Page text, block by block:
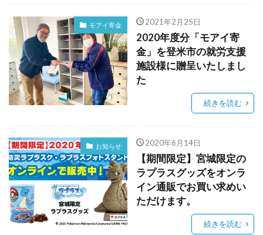
モアイ寄金 2021年2月25日
2020年度分「モアイ寄
金」を登米市の就労支援
施設様に贈呈いたしまし
た
続きを読む
お知らせ 2020年6月14日
【期間限定】宮城限定の
ラプラスグッズをオンラ
イン通販でお買い求めい
ただけます。
続きを読む